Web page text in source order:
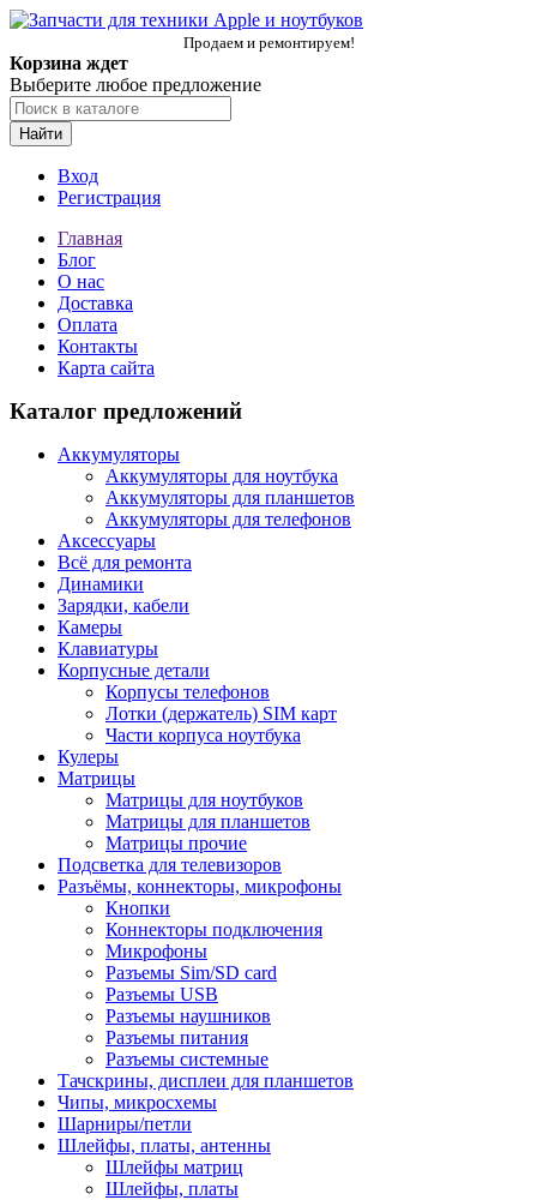
Продаем и ремонтируем!
Корзина ждет
Выберите любое предложение
Найти
Вход
Регистрация
Главная
Блог
О нас
Доставка
Оплата
Контакты
Карта сайта
Каталог предложений
Аккумуляторы
Аккумуляторы для ноутбука
Аккумуляторы для планшетов
Аккумуляторы для телефонов
Аксессуары
Всё для ремонта
Динамики
Зарядки, кабели
Камеры
Клавиатуры
Корпусные детали
Корпусы телефонов
Лотки (держатель) SIM карт
Части корпуса ноутбука
Кулеры
Матрицы
Матрицы для ноутбуков
Матрицы для планшетов
Матрицы прочие
Подсветка для телевизоров
Разъёмы, коннекторы, микрофоны
Кнопки
Коннекторы подключения
Микрофоны
Разъемы Sim/SD card
Разъемы USB
Разъемы наушников
Разъемы питания
Разъемы системные
Тачскрины, дисплеи для планшетов
Чипы, микросхемы
Шарниры/петли
Шлейфы, платы, антенны
Шлейфы матриц
Шлейфы, платы